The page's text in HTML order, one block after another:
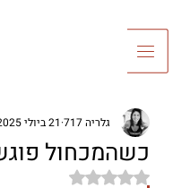
כשהמכחול
גלריה 717 21 ביולי 2025
דירוג של NaN מתוך 5 כוכבים